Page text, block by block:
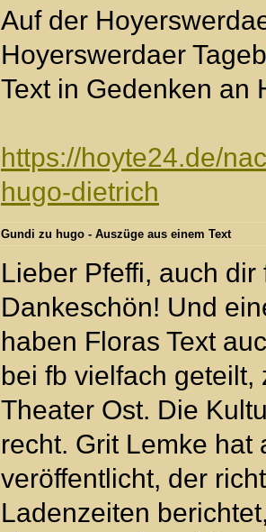
Auf der
Hoyerswerdaer
Text in Gedenken an
https://hoyte24.de/
hugo-dietrich
Gundi zu hugo - Auszüge aus einem Text
Lieber Pfeffi, auch
Dankeschön! Und
haben Floras Text
bei fb vielfach geteilt,
Theater Ost. Die
recht. Grit Lemke hat
veröffentlicht, der
Ladenzeiten